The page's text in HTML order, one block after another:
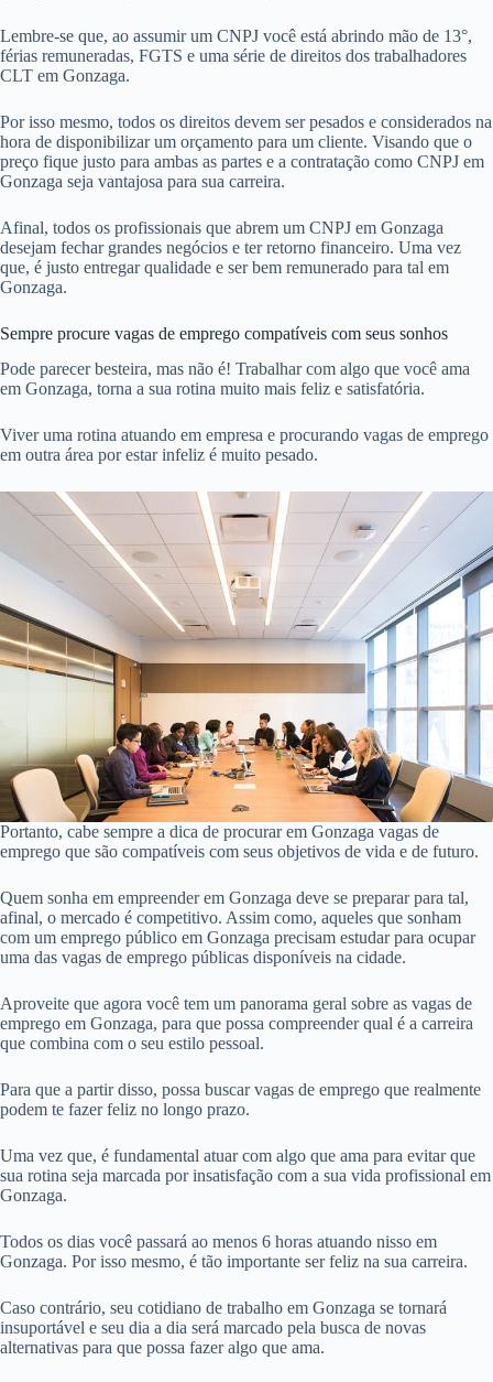
Lembre-se que, ao assumir um CNPJ você está abrindo mão de 13°,
férias remuneradas, FGTS e uma série de direitos dos trabalhadores
CLT em Gonzaga.
Por isso mesmo, todos os direitos devem ser pesados e considerados na
hora de disponibilizar um orçamento para um cliente. Visando que o
preço fique justo para ambas as partes e a contratação como CNPJ em
Gonzaga seja vantajosa para sua carreira.
Afinal, todos os profissionais que abrem um CNPJ em Gonzaga
desejam fechar grandes negócios e ter retorno financeiro. Uma vez
que, é justo entregar qualidade e ser bem remunerado para tal em
Gonzaga.
Sempre procure vagas de emprego compatíveis com seus sonhos
Pode parecer besteira, mas não é! Trabalhar com algo que você ama
em Gonzaga, torna a sua rotina muito mais feliz e satisfatória.
Viver uma rotina atuando em empresa e procurando vagas de emprego
em outra área por estar infeliz é muito pesado.
Portanto, cabe sempre a dica de procurar em Gonzaga vagas de
emprego que são compatíveis com seus objetivos de vida e de futuro.
Quem sonha em empreender em Gonzaga deve se preparar para tal,
afinal, o mercado é competitivo. Assim como, aqueles que sonham
com um emprego público em Gonzaga precisam estudar para ocupar
uma das vagas de emprego públicas disponíveis na cidade.
Aproveite que agora você tem um panorama geral sobre as vagas de
emprego em Gonzaga, para que possa compreender qual é a carreira
que combina com o seu estilo pessoal.
Para que a partir disso, possa buscar vagas de emprego que realmente
podem te fazer feliz no longo prazo.
Uma vez que, é fundamental atuar com algo que ama para evitar que
sua rotina seja marcada por insatisfação com a sua vida profissional em
Gonzaga.
Todos os dias você passará ao menos 6 horas atuando nisso em
Gonzaga. Por isso mesmo, é tão importante ser feliz na sua carreira.
Caso contrário, seu cotidiano de trabalho em Gonzaga se tornará
insuportável e seu dia a dia será marcado pela busca de novas
alternativas para que possa fazer algo que ama.